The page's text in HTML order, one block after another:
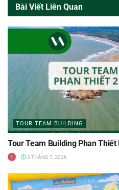
Bài Viết Liên Quan
TOUR TEAM BUILDING
Tour Team Building Phan
3 THÁNG 7, 2026